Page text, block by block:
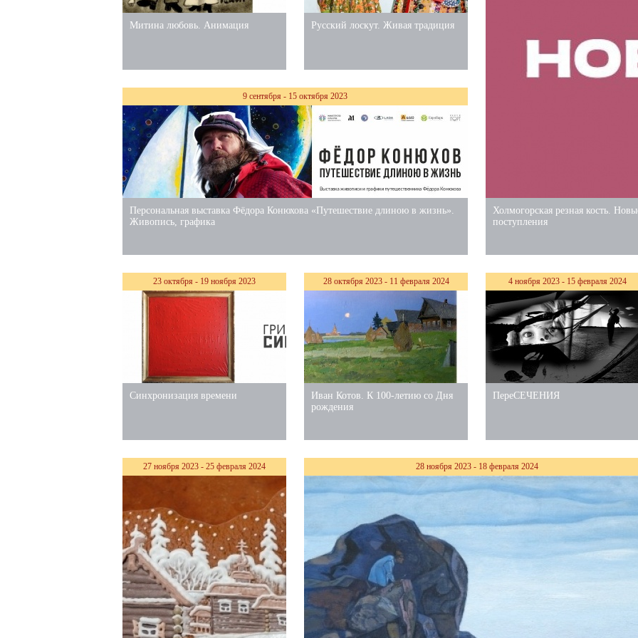
Митина любовь. Анимация Русский лоскут. Живая традиция
Холмогорская резная кость.
поступления
9 сентября - 15 октября 2023
Персональная выставка Фёдора Конюхова «Путешествие длиною в жизнь».
Живопись, графика
23 октября - 19 ноября 2023
Синхронизация времени
28 октября 2023 - 11 февраля 2024
Иван Котов. К 100-летию со Дня
рождения
4 ноября 2023 - 15 февраля 2024
ПереСЕЧЕНИЯ
27 ноября 2023 - 25 февраля 2024 28 ноября 2023 - 18 февраля 2024